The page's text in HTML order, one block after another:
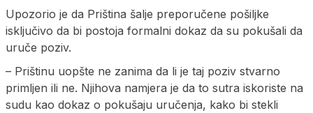
Upozorio je da Priština šalje preporučene pošiljke
isključivo da bi postoja formalni dokaz da su pokušali da
uruče poziv.
– Prištinu uopšte ne zanima da li je taj poziv stvarno
primljen ili ne. Njihova namjera je da to sutra iskoriste na
sudu kao dokaz o pokušaju uručenja, kako bi stekli